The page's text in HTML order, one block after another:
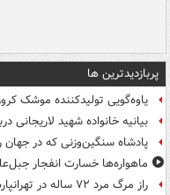
پربازدیدترین ها
یاوه‌گویی تولیدکننده موشک
بیانیه خانواده شهید لاریجانی
پادشاه سنگین‌وزنی که در جهان
ماهواره‌ها خسارت انفجار
راز مرگ مرد ۷۲ ساله در تهرانپارس فاش شد